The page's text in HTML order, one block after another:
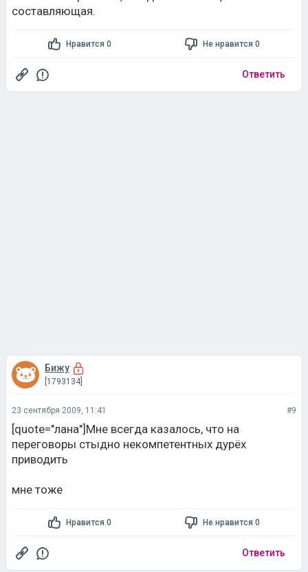
составляющая.
Нравится 0 Не нравится 0
Ответить
Бижу
[1793134]
23 сентября 2009, 11:41 #9
[quote="лана"]Мне всегда казалось, что на
переговоры стыдно некомпетентных дурёх
приводить
мне тоже
Нравится 0 Не нравится 0
Ответить